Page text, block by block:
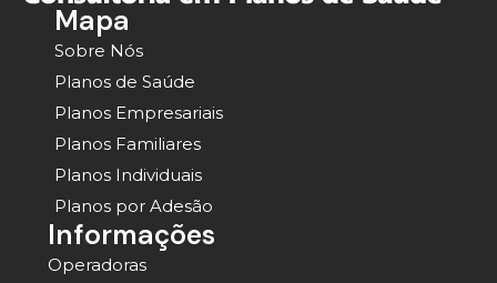
Mapa
Sobre Nós
Planos de Saúde
Planos Empresariais
Planos Familiares
Planos Individuais
Planos por Adesão
Informações
Operadoras